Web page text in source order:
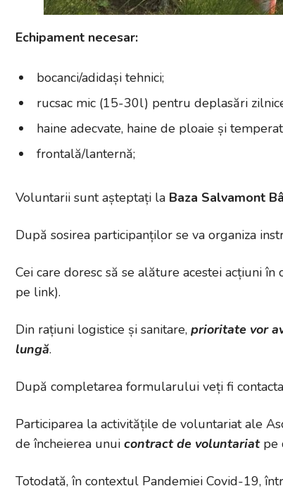
Echipament necesar:
bocanci/adidași tehnici;
rucsac mic (15-30l) pentru deplasări
haine adecvate, haine de ploaie și
frontală/lanternă;
Voluntarii sunt așteptați la Baza Salvamont
După sosirea participanților se va organiza
Cei care doresc să se alăture acestei acțiuni
pe link).
Din rațiuni logistice și sanitare, prioritate vor
lungă.
După completarea formularului veți fi
Participarea la activitățile de voluntariat ale
de încheierea unui contract de voluntariat pe
Totodată, în contextul Pandemiei Covid-19,